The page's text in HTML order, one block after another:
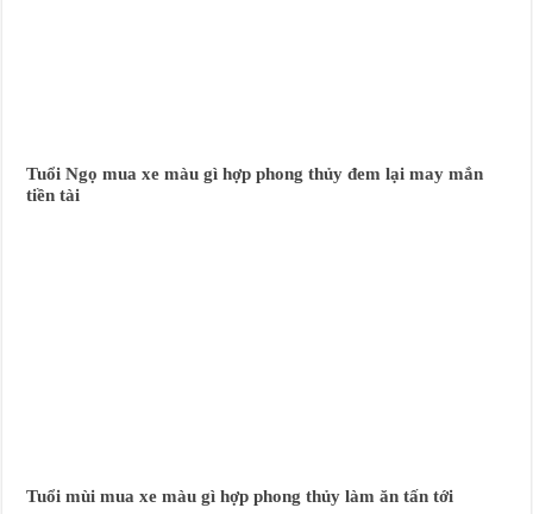
Tuổi Ngọ mua xe màu gì hợp phong thủy đem lại may mắn
tiền tài
Tuổi mùi mua xe màu gì hợp phong thủy làm ăn tấn tới